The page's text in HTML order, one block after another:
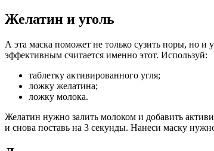
Желатин и уголь
А эта маска поможет не только сузить поры, но и
эффективным считается именно этот. Используй:
таблетку активированного угля;
ложку желатина;
ложку молока.
Желатин нужно залить молоком и добавить
и снова поставь на 3 секунды. Нанеси маску